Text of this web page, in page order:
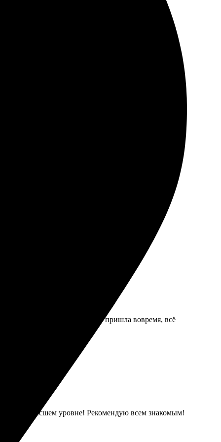
весь процесс понятен и удобен. Доставили в срок,
качество печати, яркие цвета, приятный материал.
буду заказывать снова!
яркие цвета. Доставка пришла вовремя, всё
на высшем уровне! Рекомендую всем знакомым!